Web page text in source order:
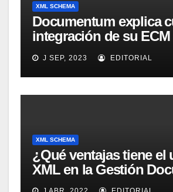
XML SCHEMA
Documentum explica
integración de su
Arbortext
J SEP, 2023 EDITORIAL
XML SCHEMA
¿Qué ventajas tiene el
XML en la Gestión